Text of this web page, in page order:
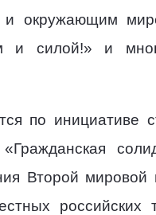
и окружающим
и силой!» и
по инициативе
Второй мировой
российских